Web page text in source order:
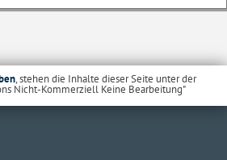
, stehen die Inhalte dieser Seite unter der